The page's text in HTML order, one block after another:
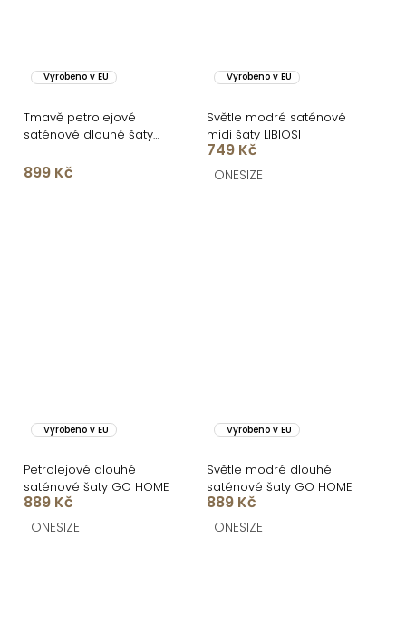
Vyrobeno v EU
Tmavě petrolejové
saténové dlouhé šaty
899 Kč
Vyrobeno v EU
Světle modré saténové
midi šaty LIBIOSI
749 Kč
ONESIZE
Vyrobeno v EU
Petrolejové dlouhé
saténové šaty GO HOME
889 Kč
ONESIZE
Vyrobeno v EU
Světle modré dlouhé
saténové šaty GO HOME
889 Kč
ONESIZE